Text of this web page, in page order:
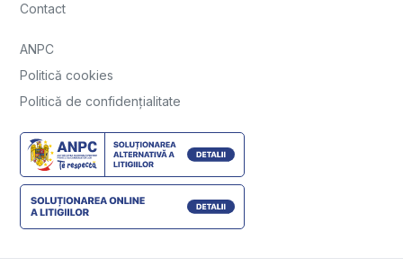
Contact
ANPC
Politică cookies
Politică de confidențialitate